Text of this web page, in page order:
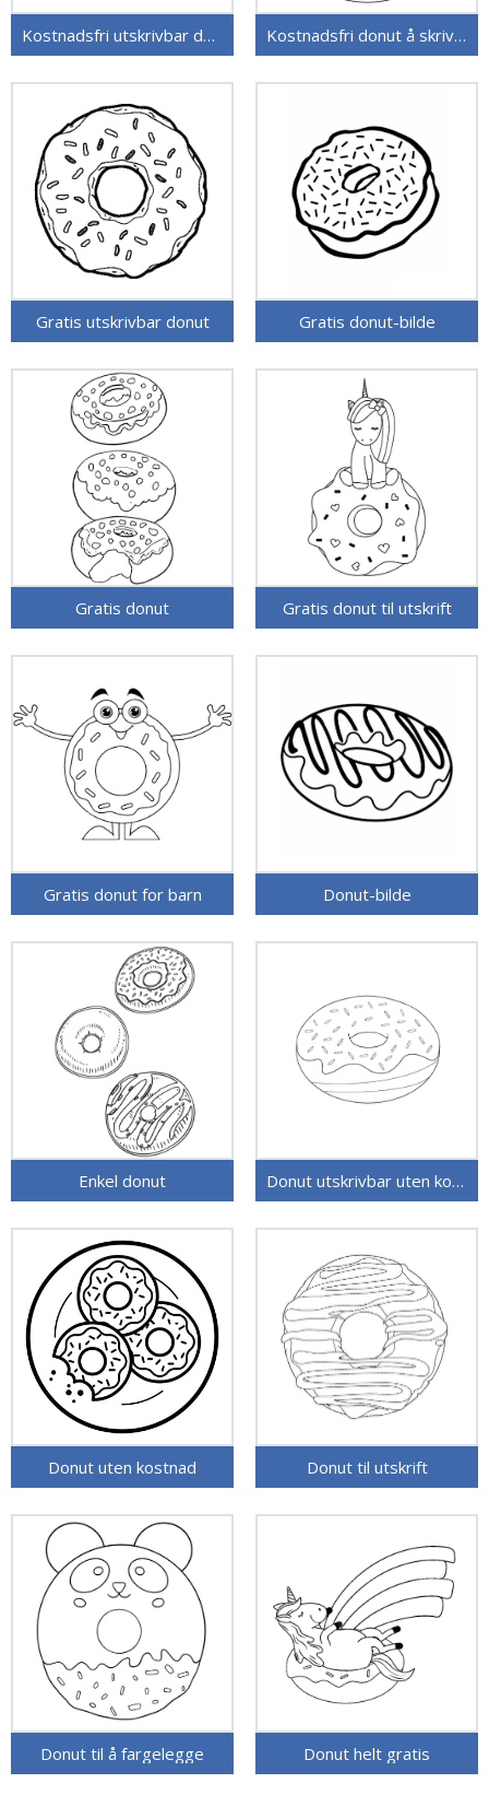
Kostnadsfri utskrivbar donut Kostnadsfri donut å skrive ut
Gratis utskrivbar donut Gratis donut-bilde
Gratis donut Gratis donut til utskrift
Gratis donut for barn Donut-bilde
Enkel donut Donut utskrivbar uten kostnad
Donut uten kostnad Donut til utskrift
Donut til å fargelegge Donut helt gratis